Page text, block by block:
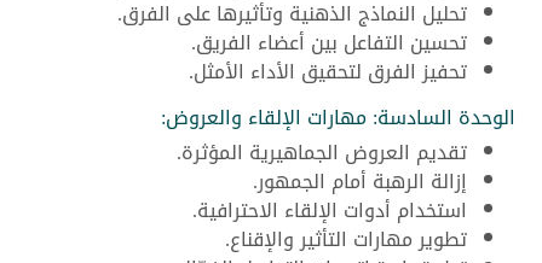
تحليل النماذج الذهنية وتأثيرها على الفرق.
تحسين التفاعل بين أعضاء الفريق.
تحفيز الفرق لتحقيق الأداء الأمثل.
الوحدة السادسة: مهارات الإلقاء والعروض:
تقديم العروض الجماهيرية المؤثرة.
إزالة الرهبة أمام الجمهور.
استخدام أدوات الإلقاء الاحترافية.
تطوير مهارات التأثير والإقناع.